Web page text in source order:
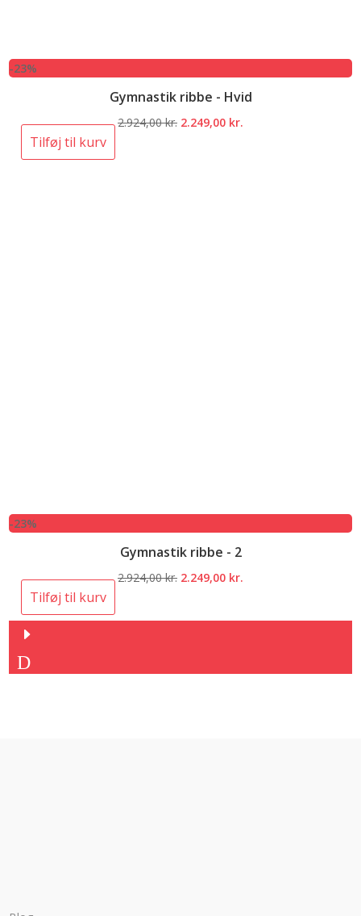
-23%
Gymnastik ribbe - Hvid
2.924,00kr. Den
2.249,00 kr.
Tilføj til kurv
-23%
Gymnastik ribbe - 2
2.924,00kr. Den
2.249,00 kr.
Tilføj til kurv